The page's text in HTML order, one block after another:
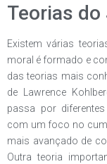
Teorias
Existem várias
moral é formado e
das teorias mais
de Lawrence
passa por
com um foco no
mais avançado de
Outra teoria